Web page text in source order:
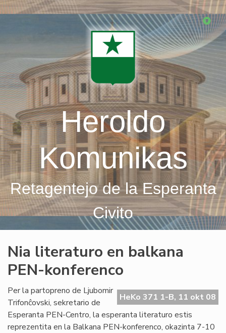
Skip
Heroldo
Komunikas
Retagentejo de la Esperanta
Civito
Nia literaturo en balkana
PEN-konferenco
HeKo 371 1-B, 11 okt 08
Per la partopreno de Ljubomir
Trifonĉovski, sekretario de
Esperanta PEN-Centro, la esperanta literaturo estis
reprezentita en la Balkana PEN-konferenco, okazinta 7-10